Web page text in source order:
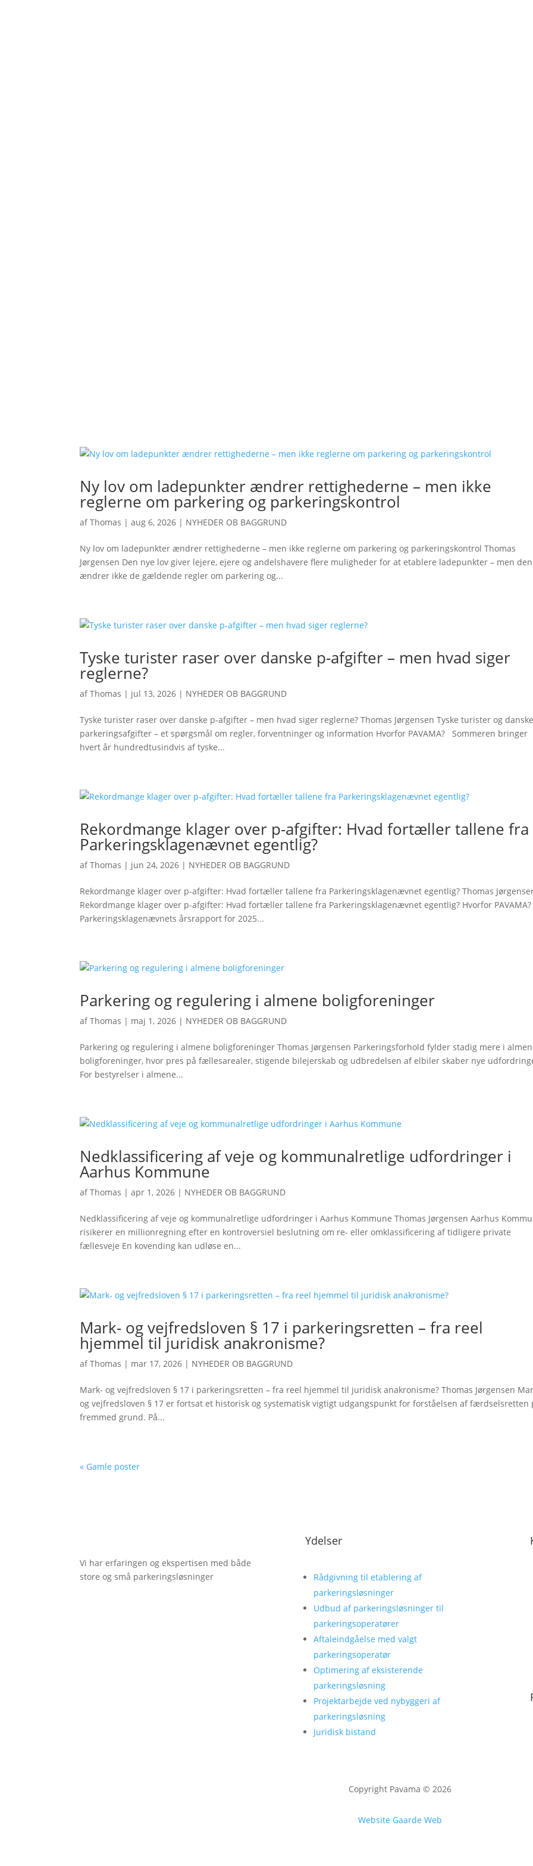
Ny lov om ladepunkter ændrer rettighederne – men ikke
reglerne om parkering og parkeringskontrol
afThomas |aug 6, 2026 | NYHEDER OB BAGGRUND
Ny lov om ladepunkter ændrer rettighederne – men ikke reglerne om parkering og parkeringskontrol Thomas
Jørgensen Den nye lov giver lejere, ejere og andelshavere flere muligheder for at etablere ladepunkter – men den
ændrer ikke de gældende regler om parkering og...
Tyske turister raser over danske p-afgifter – men hvad siger
reglerne?
afThomas | jul 13, 2026 | NYHEDER OB BAGGRUND
Tyske turister raser over danske p-afgifter – men hvad siger reglerne? Thomas Jørgensen Tyske turister og
parkeringsafgifter – et spørgsmål om regler, forventninger og information Hvorfor PAVAMA? Sommeren bringer
hvert år hundredtusindvis af tyske...
Rekordmange klager over p-afgifter: Hvad fortæller tallene fra
Parkeringsklagenævnet egentlig?
afThomas | jun 24, 2026 | NYHEDER OB BAGGRUND
Rekordmange klager over p-afgifter: Hvad fortæller tallene fra Parkeringsklagenævnet egentlig? Thomas
Rekordmange klager over p-afgifter: Hvad fortæller tallene fra Parkeringsklagenævnet egentlig? Hvorfor PAVAMA?
Parkeringsklagenævnets årsrapport for 2025...
Parkering og regulering i almene boligforeninger
afThomas | maj 1, 2026 | NYHEDER OB BAGGRUND
Parkering og regulering i almene boligforeninger Thomas Jørgensen Parkeringsforhold fylder stadig mere i
boligforeninger, hvor pres på fællesarealer, stigende bilejerskab og udbredelsen af elbiler skaber nye
For bestyrelser i almene...
Nedklassificering af veje og kommunalretlige udfordringer i
Aarhus Kommune
afThomas |apr 1, 2026 | NYHEDER OB BAGGRUND
Nedklassificering af veje og kommunalretlige udfordringer i Aarhus Kommune Thomas Jørgensen Aarhus
risikerer en millionregning efter en kontroversiel beslutning om re- eller omklassificering af tidligere private
fællesveje En kovending kan udløse en...
Mark- og vejfredsloven § 17 i parkeringsretten – fra reel
hjemmel til juridisk anakronisme?
afThomas | mar 17, 2026 | NYHEDER OB BAGGRUND
Mark- og vejfredsloven § 17 i parkeringsretten – fra reel hjemmel til juridisk anakronisme? Thomas Jørgensen
og vejfredsloven § 17 er fortsat et historisk og systematisk vigtigt udgangspunkt for forståelsen af færdselsretten
fremmed grund. På...
« Gamle poster
Vi har erfaringen og ekspertisen med både
store og små parkeringsløsninger
Ydelser
Rådgivning til etablering af
parkeringsløsninger
Udbud af parkeringsløsninger til
parkeringsoperatører
Aftaleindgåelse med valgt
parkeringsoperatør
Optimering af eksisterende
parkeringsløsning
Projektarbejde ved nybyggeri af
parkeringsløsning
Juridisk bistand
Copyright Pavama © 2026
Website Gaarde Web